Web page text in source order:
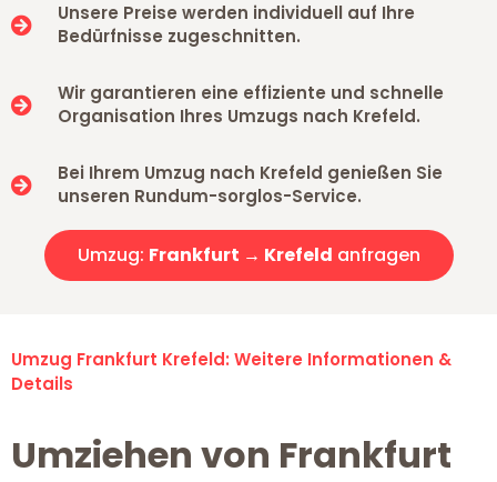
Unsere Preise werden individuell auf Ihre
Bedürfnisse zugeschnitten.
Wir garantieren eine effiziente und schnelle
Organisation Ihres Umzugs nach Krefeld.
Bei Ihrem Umzug nach Krefeld genießen Sie
unseren Rundum-sorglos-Service.
Umzug: Frankfurt → Krefeld anfragen
Umzug Frankfurt Krefeld: Weitere Informationen &
Details
Umziehen von Frankfurt